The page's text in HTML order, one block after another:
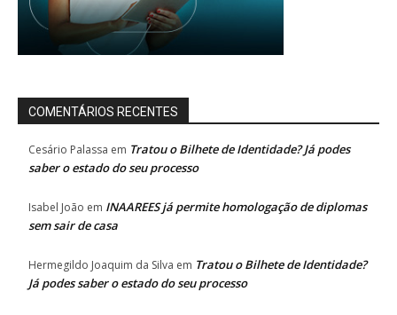
COMENTÁRIOS RECENTES
Cesário Palassa em Tratou o Bilhete de Identidade? Já podes
saber o estado do seu processo
Isabel João em INAAREES já permite homologação de diplomas
sem sair de casa
Hermegildo Joaquim da Silva em Tratou o Bilhete de Identidade?
Já podes saber o estado do seu processo